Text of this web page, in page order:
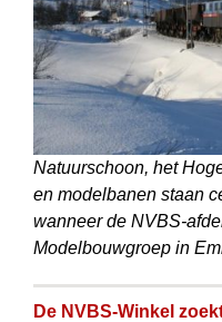
Natuurschoon, het
en modelbanen staan
wanneer de NVBS-
Modelbouwgroep in
De NVBS-Winkel